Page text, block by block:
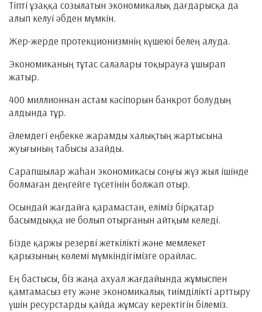
Тіпті ұзаққа созылатын экономикалық дағдарысқа да
алып келуі әбден мүмкін.
Жер-жерде протекционизмнің күшеюі белең алуда.
Экономиканың тұтас салалары тоқырауға ұшырап
жатыр.
400 миллионнан астам кәсіпорын банкрот болудың
алдында тұр.
Әлемдегі еңбекке жарамды халықтың жартысына
жуығының табысы азайды.
Сарапшылар жаһан экономикасы соңғы жүз жыл ішінде
болмаған деңгейге түсетінін болжап отыр.
Осындай жағдайға қарамастан, еліміз бірқатар
басымдыққа ие болып отырғанын айтқым келеді.
Бізде қаржы резерві жеткілікті және мемлекет
қарызының көлемі мүмкіндігімізге орайлас.
Ең бастысы, біз жаңа ахуал жағдайында жұмыспен
қамтамасыз ету және экономикалық тиімділікті арттыру
үшін ресурстарды қайда жұмсау керектігін білеміз.